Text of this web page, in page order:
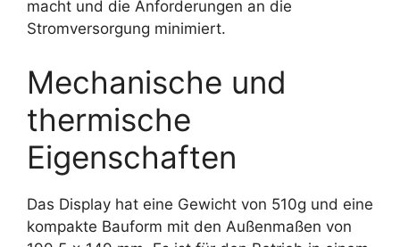
macht und die Anforderungen an die
Stromversorgung minimiert.
Mechanische und
thermische
Eigenschaften
Das Display hat eine Gewicht von 510g und eine
kompakte Bauform mit den Außenmaßen von